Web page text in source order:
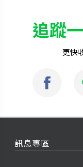
追蹤
更快
訊息專區